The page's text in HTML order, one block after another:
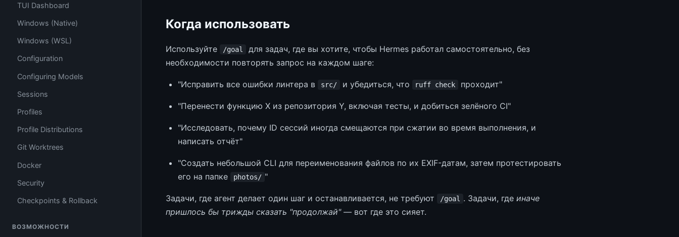
TUI Dashboard
Windows (Native)
Windows (WSL)
Configuration
Configuring Models
Sessions
Profiles
Profile Distributions
Git Worktrees
Docker
Security
Checkpoints & Rollback
ВОЗМОЖНОСТИ
Когда использовать
Используйте /goal
для задач, где вы хотите, чтобы Hermes работал самостоятельно, без
необходимости повторять запрос на каждом шаге:
"Исправить все ошибки линтера в src/ и убедиться, что ruff check проходит"
"Перенести функцию X из репозитория Y, включая тесты, и добиться зелёного CI"
"Исследовать, почему ID сессий иногда смещаются при сжатии во время выполнения, и
написать отчёт"
"Создать небольшой CLI для переименования файлов по их EXIF-датам, затем протестировать
его на папке
photos/ "
Задачи, где агент делает один шаг и останавливается, не требуют /goal . Задачи, где иначе
пришлось бы трижды сказать "продолжай"— вот где это сияет.